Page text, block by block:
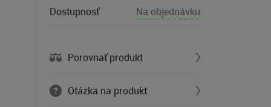
Dostupnosť Na objednávku
Porovnať produkt
Otázka na produkt